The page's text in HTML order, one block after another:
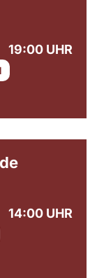
19:00 UHR
14:00 UHR